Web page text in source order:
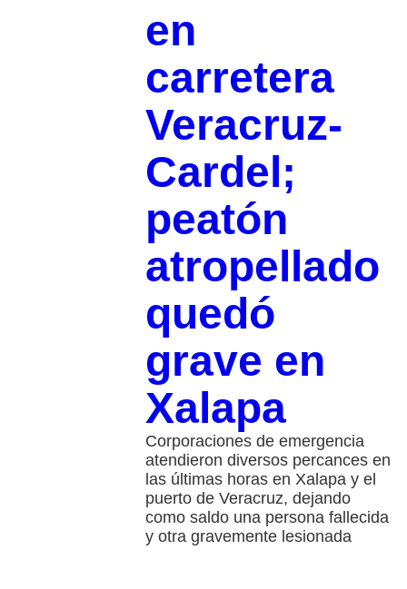
en
carretera
Veracruz-
Cardel;
peatón
atropellado
quedó
grave en
Xalapa
Corporaciones de emergencia
atendieron diversos percances en
las últimas horas en Xalapa y el
puerto de Veracruz, dejando
como saldo una persona fallecida
y otra gravemente lesionada